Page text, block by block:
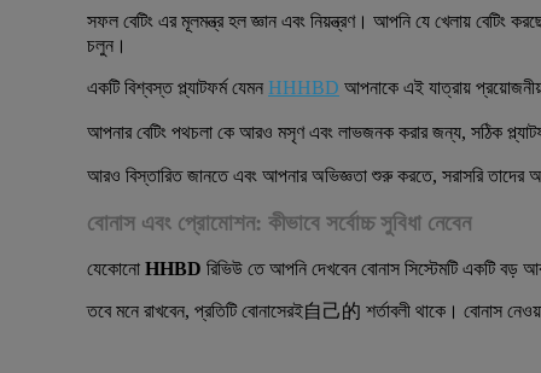
সফল বেটিং এর মূলমন্ত্র হল জ্ঞান এবং নিয়ন্ত্রণ। আপনি যে খেলায়
চলুন।
একটি বিশ্বস্ত প্ল্যাটফর্ম যেমন HHHBD আপনাকে এই যাত্রায়
আপনার বেটিং পথচলা কে আরও মসৃণ এবং লাভজনক করার জন্য, সঠিক
আরও বিস্তারিত জানতে এবং আপনার অভিজ্ঞতা শুরু করতে, সরাসরি তাদের
বোনাস এবং প্রোমোশন: কীভাবে সর্বোচ্চ সুবিধা নেবেন
যেকোনো HHBD রিভিউ তে আপনি দেখবেন বোনাস সিস্টেমটি একটি বড়
তবে মনে রাখবেন, প্রতিটি বোনাসেরই自己的 শর্তাবলী থাকে। বোনাস